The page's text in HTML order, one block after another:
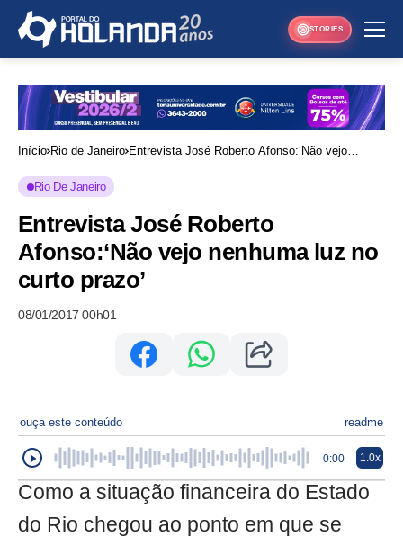
STORIES
Início Rio de Janeiro Entrevista José Roberto Afonso:‘Não vejo
Rio De Janeiro
Entrevista José Roberto
Afonso:‘Não vejo nenhuma luz no
curto prazo’
08/01/2017 00h01
ouça este conteúdo readme
0:00 1.0x
Como a situação financeira do Estado
do Rio chegou ao ponto em que se